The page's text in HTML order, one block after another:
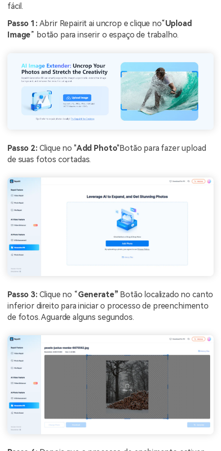
fácil.
Passo 1: Abrir Repairit ai uncrop e clique no“Upload
Image” botão para inserir o espaço de trabalho.
Passo 2: Clique no "Add Photo"Botão para fazer upload
de suas fotos cortadas.
Passo 3: Clique no “Generate” Botão localizado no canto
inferior direito para iniciar o processo de preenchimento
de fotos. Aguarde alguns segundos.